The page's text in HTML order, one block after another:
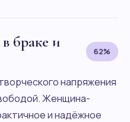
браке и
62%
напряжения
Женщина-
и надёжное